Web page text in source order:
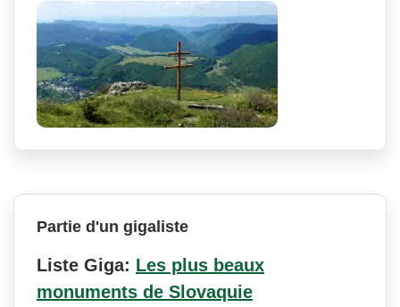
Partie d'un gigaliste
Liste Giga: Les plus beaux
monuments de Slovaquie